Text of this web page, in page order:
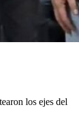
los ejes del